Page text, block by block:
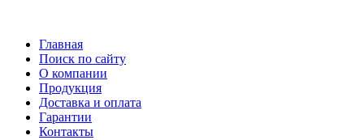
Меню
подвале
Главная
Поиск по сайту
О компании
Продукция
Доставка и оплата
Гарантии
Контакты